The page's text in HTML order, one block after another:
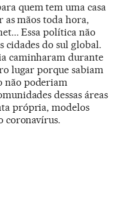
quem tem uma casa
as mãos toda hora,
Essa política não
cidades do sul global.
caminharam durante
lugar porque sabiam
não poderiam
dessas áreas
própria, modelos
coronavírus.